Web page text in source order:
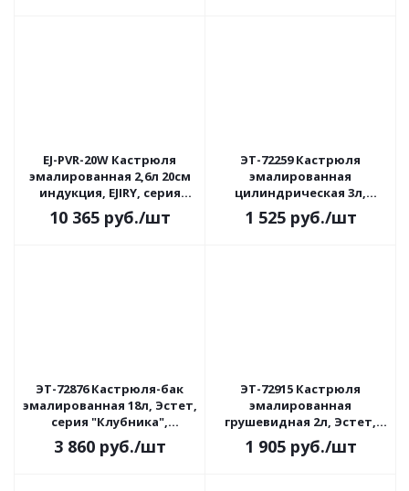
EJ-PVR-20W Кастрюля
эмалированная 2,6л 20см
индукция, EJIRY, серия
Прованс
10 365руб./шт
ЭТ-72259 Кастрюля
эмалированная
цилиндрическая 3л,
Эстет, серия "Луговые
цветы", индукция
1 525руб./шт
ЭТ-72876 Кастрюля-бак
эмалированная 18л, Эстет,
серия "Клубника",
индукция
3 860руб./шт
ЭТ-72915 Кастрюля
эмалированная
грушевидная 2л, Эстет,
серия "Улыбка", индукция
1 905руб./шт